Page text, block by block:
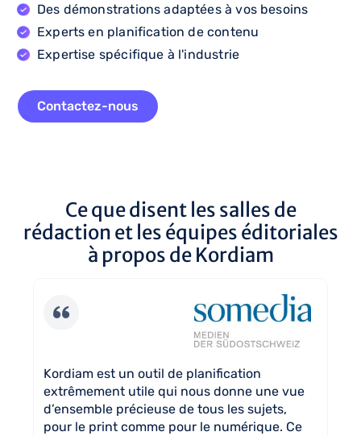
Des démonstrations adaptées à vos besoins
Experts en planification de contenu
Expertise spécifique à l'industrie
Contactez-nous
Ce que disent les salles de
rédaction et les équipes éditoriales
à propos de Kordiam
Kordiam est un outil de planification
extrêmement utile qui nous donne une vue
d’ensemble précieuse de tous les sujets,
pour le print comme pour le numérique. Ce